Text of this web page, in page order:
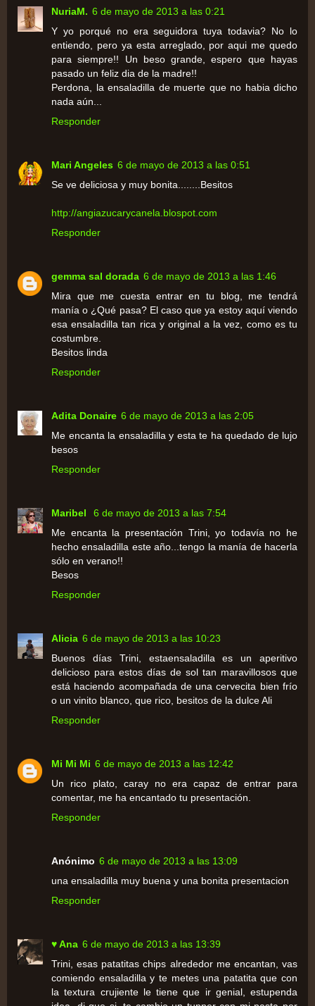
NuriaM. 6 de mayo de 2013 a las 0:21
Y yo porqué no era seguidora tuya todavia? No lo
entiendo, pero ya esta arreglado, por aqui me quedo
para siempre!! Un beso grande, espero que hayas
pasado un feliz dia de la madre!!
Perdona, la ensaladilla de muerte que no habia dicho
nada aún...
Responder
Mari Angeles 6 de mayo de 2013 a las 0:51
Se ve deliciosa y muy bonita........Besitos
http://angiazucarycanela.blospot.com
Responder
gemma sal dorada 6 de mayo de 2013 a las 1:46
Mira que me cuesta entrar en tu blog, me tendrá
manía o ¿Qué pasa? El caso que ya estoy aquí viendo
esa ensaladilla tan rica y original a la vez, como es tu
costumbre.
Besitos linda
Responder
Adita Donaire 6 de mayo de 2013 a las 2:05
Me encanta la ensaladilla y esta te ha quedado de lujo
besos
Responder
Maribel
6 de mayo de 2013 a las 7:54
Me encanta la presentación Trini, yo todavía no he
hecho ensaladilla este año...tengo la manía de hacerla
sólo en verano!!
Besos
Responder
Alicia 6 de mayo de 2013 a las 10:23
Buenos días Trini, estaensaladilla es un aperitivo
delicioso para estos días de sol tan maravillosos que
está haciendo acompañada de una cervecita bien frío
o un vinito blanco, que rico, besitos de la dulce Ali
Responder
Mi Mi Mi 6 de mayo de 2013 a las 12:42
Un rico plato, caray no era capaz de entrar para
comentar, me ha encantado tu presentación.
Responder
Anónimo 6 de mayo de 2013 a las 13:09
una ensaladilla muy buena y una bonita presentacion
Responder
♥ Ana 6 de mayo de 2013 a las 13:39
Trini, esas patatitas chips alrededor me encantan, vas
comiendo ensaladilla y te metes una patatita que con
la textura crujiente le tiene que ir genial, estupenda